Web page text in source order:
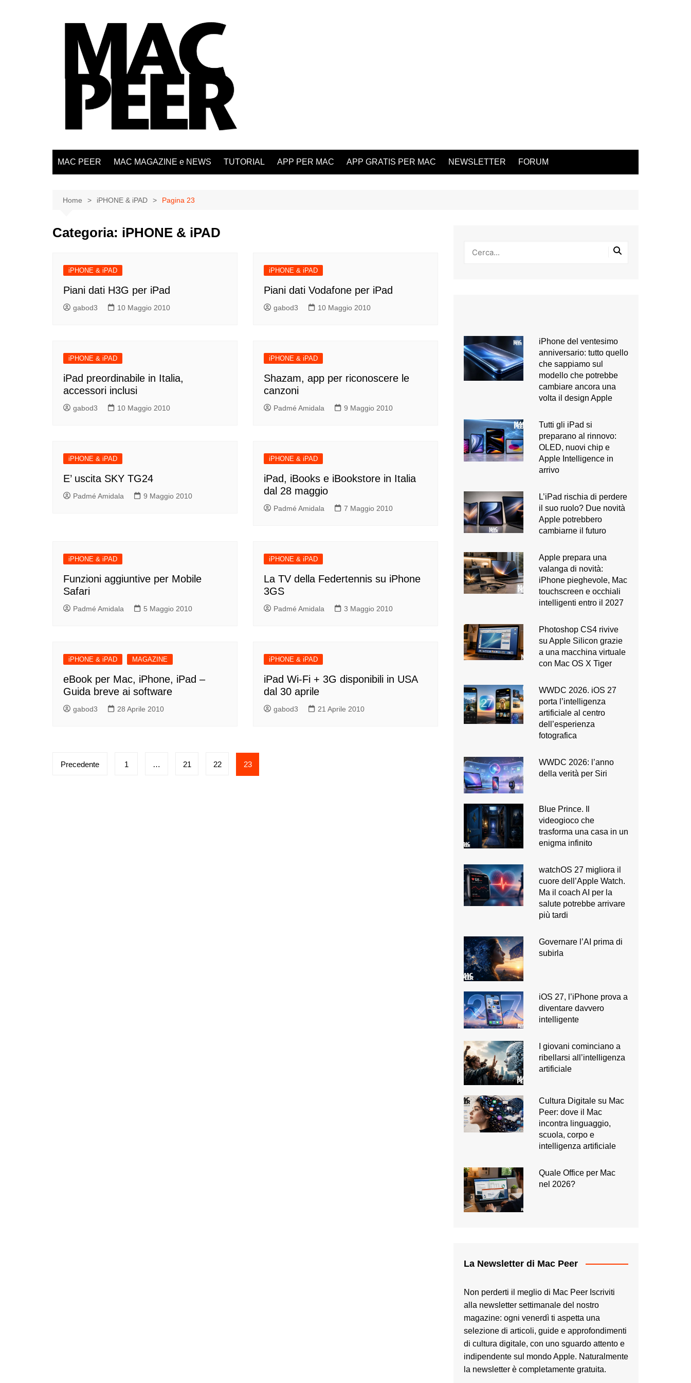
MAC PEER MAC MAGAZINE e NEWS TUTORIAL APP PER MAC APP GRATIS PER MAC NEWSLETTER FORUM
Home iPHONE & iPAD Pagina 23
Categoria: iPHONE & iPAD
iPHONE & iPAD
Piani dati H3G per iPad
gabod3 10 Maggio 2010
iPHONE & iPAD
Piani dati Vodafone per iPad
gabod3 10 Maggio 2010
iPHONE & iPAD
iPad preordinabile in Italia,
accessori inclusi
gabod3 10 Maggio 2010
iPHONE & iPAD
Shazam, app per riconoscere le
canzoni
Padmé Amidala 9 Maggio 2010
iPHONE & iPAD
E’ uscita SKY TG24
Padmé Amidala 9 Maggio 2010
iPHONE & iPAD
iPad, iBooks e iBookstore in Italia
dal 28 maggio
Padmé Amidala 7 Maggio 2010
iPHONE & iPAD
Funzioni aggiuntive per Mobile
Safari
Padmé Amidala 5 Maggio 2010
iPHONE & iPAD
La TV della Federtennis su iPhone
3GS
Padmé Amidala 3 Maggio 2010
iPHONE & iPAD MAGAZINE
eBook per Mac, iPhone, iPad –
Guida breve ai software
gabod3 28 Aprile 2010
iPHONE & iPAD
iPad Wi-Fi + 3G disponibili in USA
dal 30 aprile
gabod3 21 Aprile 2010
Paginazione
Precedente 1 … 21 22 23
iPhone del ventesimo
anniversario: tutto quello
che sappiamo sul
modello che potrebbe
cambiare ancora una
volta il design Apple
Tutti gli iPad si
preparano al rinnovo:
OLED, nuovi chip e
Apple Intelligence in
arrivo
L’iPad rischia di perdere
il suo ruolo? Due novità
Apple potrebbero
cambiarne il futuro
Apple prepara una
valanga di novità:
iPhone pieghevole, Mac
touchscreen e occhiali
intelligenti entro il 2027
Photoshop CS4 rivive
su Apple Silicon grazie
a una macchina virtuale
con Mac OS X Tiger
WWDC 2026. iOS 27
porta l’intelligenza
artificiale al centro
dell’esperienza
fotografica
WWDC 2026: l’anno
della verità per Siri
Blue Prince. Il
videogioco che
trasforma una casa in un
enigma infinito
watchOS 27 migliora il
cuore dell’Apple Watch.
Ma il coach AI per la
salute potrebbe arrivare
più tardi
Governare l’AI prima di
subirla
iOS 27, l’iPhone prova a
diventare davvero
intelligente
I giovani cominciano a
ribellarsi all’intelligenza
artificiale
Cultura Digitale su Mac
Peer: dove il Mac
incontra linguaggio,
scuola, corpo e
intelligenza artificiale
Quale Office per Mac
nel 2026?
La Newsletter di Mac Peer
Non perderti il meglio di Mac Peer Iscriviti
alla newsletter settimanale del nostro
magazine: ogni venerdì ti aspetta una
selezione di articoli, guide e approfondimenti
di cultura digitale, con uno sguardo attento e
indipendente sul mondo Apple. Naturalmente
la newsletter è completamente gratuita.